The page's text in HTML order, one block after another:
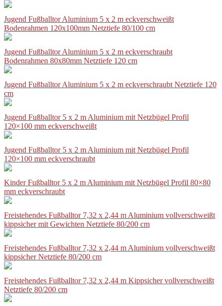
Jugend Fußballtor Aluminium 5 x 2 m eckverschweißt
Bodenrahmen 120x100mm Netztiefe 80/100 cm
Jugend Fußballtor Aluminium 5 x 2 m eckverschraubt
Bodenrahmen 80x80mm Netztiefe 120 cm
Jugend Fußballtor Aluminium 5 x 2 m eckverschraubt Netztiefe 120
cm
Jugend Fußballtor 5 x 2 m Aluminium mit Netzbügel Profil
120×100 mm eckverschweißt
Jugend Fußballtor 5 x 2 m Aluminium mit Netzbügel Profil
120×100 mm eckverschraubt
Kinder Fußballtor 5 x 2 m Aluminium mit Netzbügel Profil 80×80
mm eckverschraubt
Freistehendes Fußballtor 7,32 x 2,44 m Aluminium vollverschweißt
kippsicher mit Gewichten Netztiefe 80/200 cm
Freistehendes Fußballtor 7,32 x 2,44 m Aluminium vollverschweißt
kippsicher Netztiefe 80/200 cm
Freistehendes Fußballtor 7,32 x 2,44 m Kippsicher vollverschweißt
Netztiefe 80/200 cm